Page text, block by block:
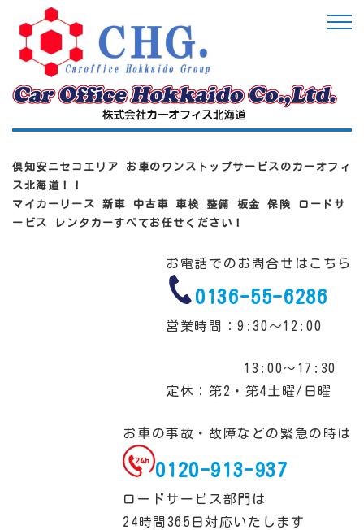
倶知安ニセコエリア お車のワンストップサービスのカーオフィ
ス北海道！！
マイカーリース 新車 中古車 車検 整備 板金 保険 ロードサ
ービス レンタカーすべてお任せください！
お電話でのお問合せはこちら
0136-55-6286
営業時間：9:30～12:00
13:00～17:30
定休：第2・第4土曜/日曜
お車の事故・故障などの緊急の時は
0120-913-937
ロードサービス部門は
24時間365日対応いたします